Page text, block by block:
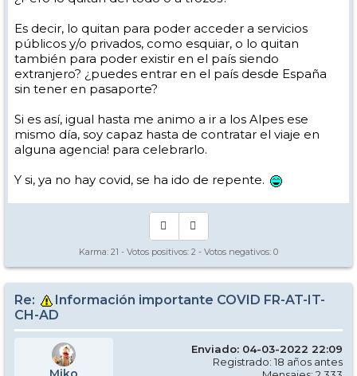
Es decir, lo quitan para poder acceder a servicios
públicos y/o privados, como esquiar, o lo quitan
también para poder existir en el país siendo
extranjero? ¿puedes entrar en el país desde España
sin tener en pasaporte?
Si es así, igual hasta me animo a ir a los Alpes ese
mismo día, soy capaz hasta de contratar el viaje en
alguna agencia! para celebrarlo.
Y si, ya no hay covid, se ha ido de repente.
Karma: 21 - Votos positivos: 2 - Votos negativos: 0
Re:
Información importante COVID FR-AT-IT-
CH-AD
Enviado: 04-03-2022 22:09
Registrado: 18 años antes